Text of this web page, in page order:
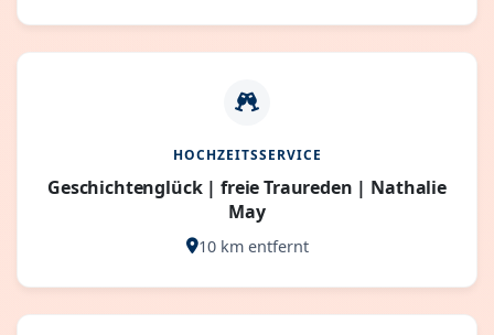
HOCHZEITSSERVICE
Geschichtenglück | freie Traureden | Nathalie
May
10 km entfernt